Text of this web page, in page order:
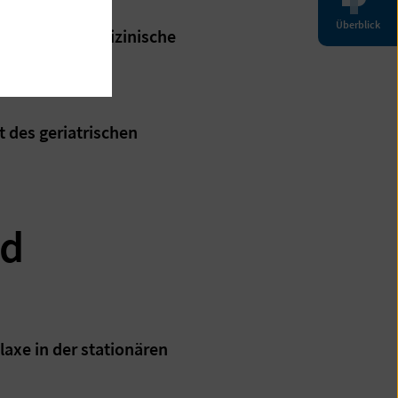
Überblick
und medizinische
des geriatrischen
in der stationären